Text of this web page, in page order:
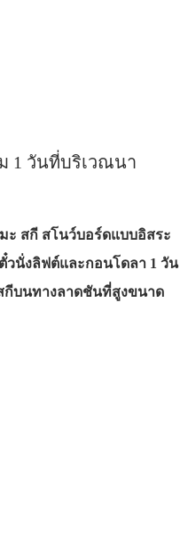
1 วันที่บริเวณนา
ะ สกี สโนว์บอร์ดแบบอิสระ
วนั่งลิฟต์และกอนโดลา 1 วัน
กีบนทางลาดชันที่สูงขนาด